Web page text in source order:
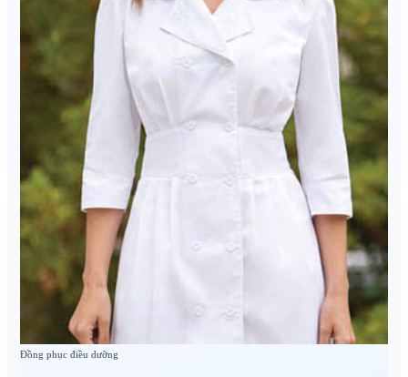
Đồng phục điều dưỡng